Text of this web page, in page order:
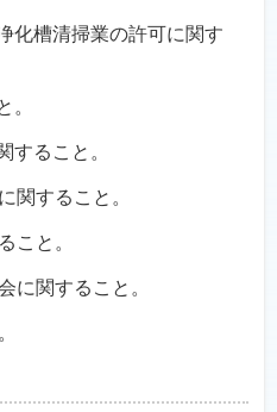
化槽清掃業の許可に関す
。
すること。
関すること。
こと。
に関すること。